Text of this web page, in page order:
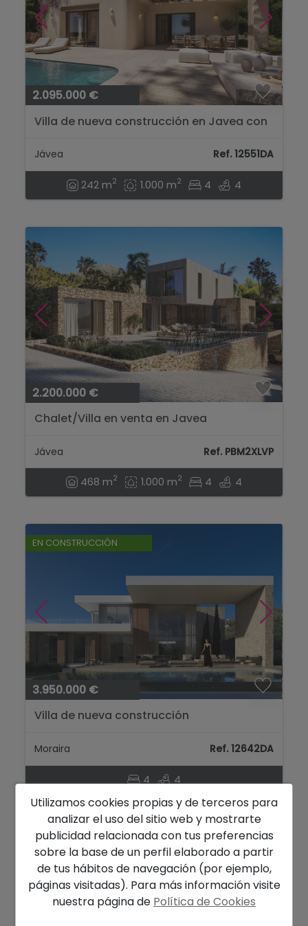
2.095.000 €
Villa de nueva construcción en Javea con
Jávea Ref. 12551DA
242 m2 1.000 m2 4 4
2.200.000 €
Chalet/Villa en venta en Javea
Jávea Ref. PBM2XLVP
468 m2 1.000 m2 4 4
EN CONSTRUCCIÓN
3.950.000 €
Villa de nueva construcción
dormitorios, vistas al mar y piscina
Moraira Ref. 12642DA
4 4
EXCLUSIVA
Utilizamos cookies propias y de terceros para
analizar el uso del sitio web y mostrarte
publicidad relacionada con tus preferencias
sobre la base de un perfil elaborado a partir
de tus hábitos de navegación (por ejemplo,
páginas visitadas). Para más información visite
nuestra página de Política de Cookies